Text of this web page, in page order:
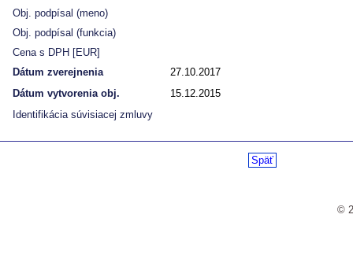
Obj. podpísal (meno)
Obj. podpísal (funkcia)
Cena s DPH [EUR]
Dátum zverejnenia
27.10.2017
Dátum vytvorenia obj.
15.12.2015
Identifikácia súvisiacej zmluvy
Späť
©